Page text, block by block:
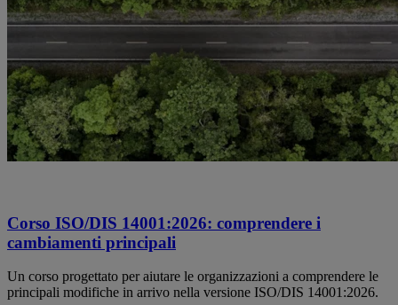
Corso ISO/DIS 14001:2026: comprendere i
cambiamenti principali
Un corso progettato per aiutare le organizzazioni a comprendere le
principali modifiche in arrivo nella versione ISO/DIS 14001:2026.